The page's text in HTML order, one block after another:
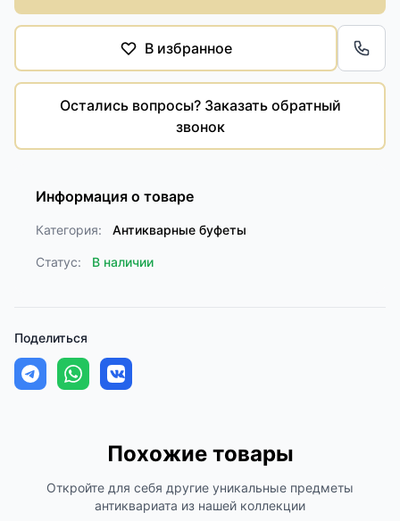
В избранное
Остались вопросы? Заказать обратный
звонок
Информация о товаре
Категория: Антикварные буфеты
Статус: В наличии
Поделиться
Похожие товары
Откройте для себя другие уникальные предметы
антиквариата из нашей коллекции